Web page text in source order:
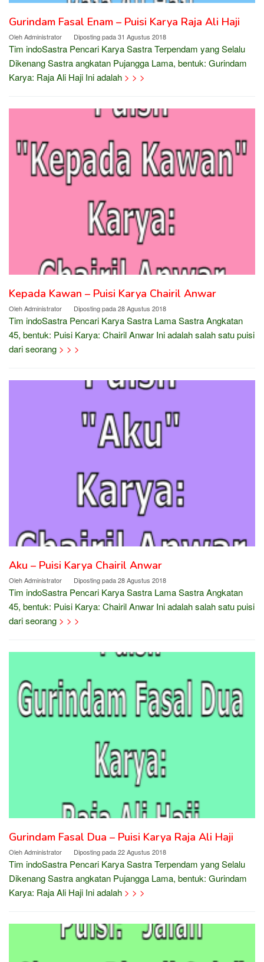
Gurindam Fasal Enam – Puisi Karya Raja Ali Haji
OlehAdministrator Diposting pada31 Agustus 2018
Tim indoSastra Pencari Karya Sastra Terpendam yang Selalu
Dikenang Sastra angkatan Pujangga Lama, bentuk: Gurindam
Karya: Raja Ali Haji Ini adalah > > >
Kepada Kawan – Puisi Karya Chairil Anwar
OlehAdministrator Diposting pada28 Agustus 2018
Tim indoSastra Pencari Karya Sastra Lama Sastra Angkatan
45, bentuk: Puisi Karya: Chairil Anwar Ini adalah salah satu puisi
dari seorang > > >
Aku – Puisi Karya Chairil Anwar
OlehAdministrator Diposting pada28 Agustus 2018
Tim indoSastra Pencari Karya Sastra Lama Sastra Angkatan
45, bentuk: Puisi Karya: Chairil Anwar Ini adalah salah satu puisi
dari seorang > > >
Gurindam Fasal Dua – Puisi Karya Raja Ali Haji
OlehAdministrator Diposting pada22 Agustus 2018
Tim indoSastra Pencari Karya Sastra Terpendam yang Selalu
Dikenang Sastra angkatan Pujangga Lama, bentuk: Gurindam
Karya: Raja Ali Haji Ini adalah > > >